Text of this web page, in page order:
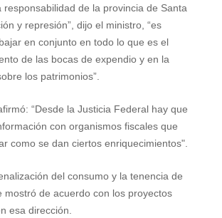
responsabilidad de la provincia de Santa
y represión”, dijo el ministro, “es
en conjunto en todo lo que es el
de las bocas de expendio y en la
los patrimonios”.
“Desde la Justicia Federal hay que
con organismos fiscales que
como se dan ciertos enriquecimientos".
del consumo y la tenencia de
mostró de acuerdo con los proyectos
esa dirección.